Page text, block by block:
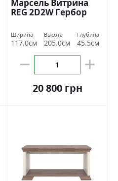
Марсель Витрина
REG 2D2W Гербор
Ширина
117.0см
Высота
205.0см
Глубина
45.5см
20 800 грн